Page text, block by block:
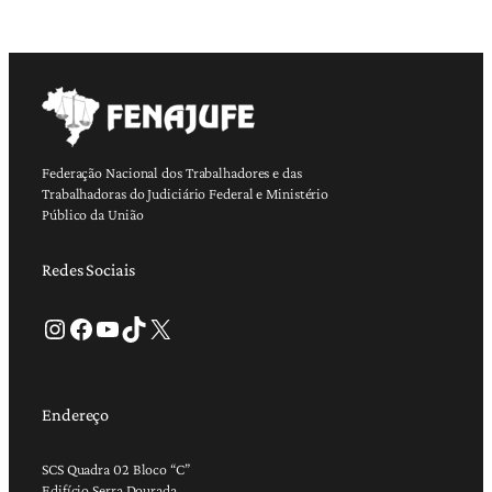
Federação Nacional dos Trabalhadores e das
Trabalhadoras do Judiciário Federal e Ministério
Público da União
Redes Sociais
Instagram Facebook Youtube TikTok X
Endereço
SCS Quadra 02 Bloco “C”